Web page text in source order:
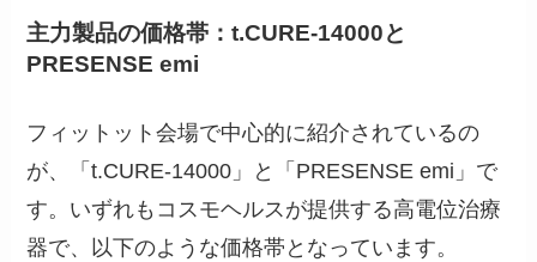
主力製品の価格帯：t.CURE-14000と
PRESENSE emi
フィットット会場で中心的に紹介されているの
が、「t.CURE-14000」と「PRESENSE emi」で
す。いずれもコスモヘルスが提供する高電位治療
器で、以下のような価格帯となっています。